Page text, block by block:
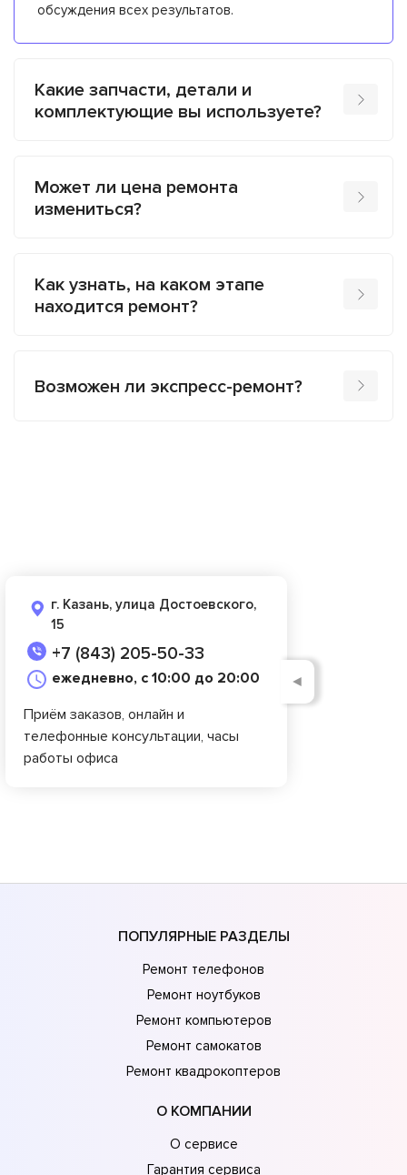
обсуждения всех результатов.
Какие запчасти, детали и
комплектующие вы используете?
Может ли цена ремонта
измениться?
Как узнать, на каком этапе
находится ремонт?
Возможен ли экспресс-ремонт?
г. Казань, улица Достоевского,
15
+7 (843) 205-50-33
ежедневно, с 10:00 до 20:00
Приём заказов, онлайн и
телефонные консультации, часы
работы офиса
◄
ПОПУЛЯРНЫЕ РАЗДЕЛЫ
Ремонт телефонов
Ремонт ноутбуков
Ремонт компьютеров
Ремонт самокатов
Ремонт квадрокоптеров
О КОМПАНИИ
О сервисе
Гарантия сервиса